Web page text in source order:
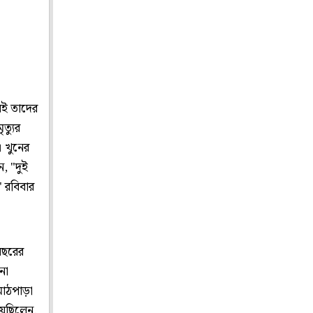
তাদের
খুনের
"দুই